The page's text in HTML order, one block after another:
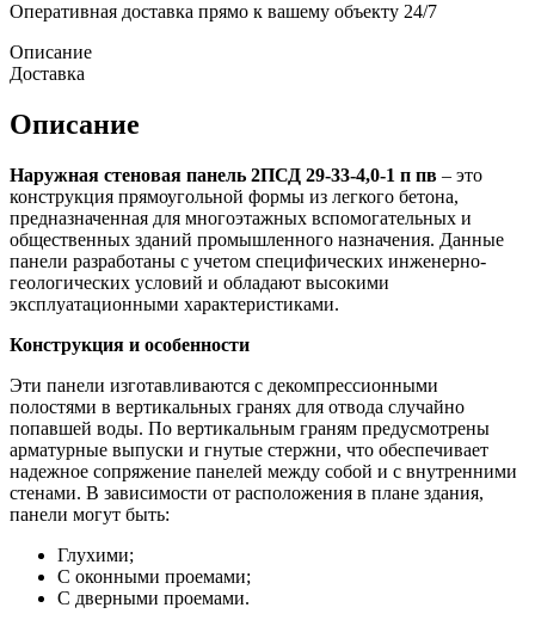
Оперативная доставка прямо к вашему объекту 24/7
Описание
Доставка
Описание
Наружная стеновая панель 2ПСД 29-33-4,0-1 п пв – это
конструкция прямоугольной формы из легкого бетона,
предназначенная для многоэтажных вспомогательных и
общественных зданий промышленного назначения. Данные
панели разработаны с учетом специфических инженерно-
геологических условий и обладают высокими
эксплуатационными характеристиками.
Конструкция и особенности
Эти панели изготавливаются с декомпрессионными
полостями в вертикальных гранях для отвода случайно
попавшей воды. По вертикальным граням предусмотрены
арматурные выпуски и гнутые стержни, что обеспечивает
надежное сопряжение панелей между собой и с внутренними
стенами. В зависимости от расположения в плане здания,
панели могут быть:
Глухими;
С оконными проемами;
С дверными проемами.